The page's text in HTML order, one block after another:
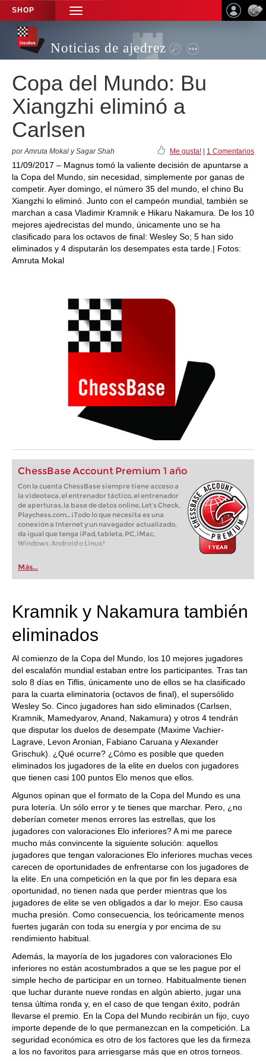
SHOP
TOGGLE
NAVIGATION
Noticias de ajedrez
Copa del Mundo: Bu
Xiangzhi eliminó a
Carlsen
por Amruta Mokal y Sagar Shah Me gusta! 1 Comentarios
11/09/2017 – Magnus tomó la valiente decisión de apuntarse a
la Copa del Mundo, sin necesidad, simplemente por ganas de
competir. Ayer domingo, el número 35 del mundo, el chino Bu
Xiangzhi lo eliminó. Junto con el campeón mundial, también se
marchan a casa Vladimir Kramnik e Hikaru Nakamura. De los 10
mejores ajedrecistas del mundo, únicamente uno se ha
clasificado para los octavos de final: Wesley So; 5 han sido
eliminados y 4 disputarán los desempates esta tarde.| Fotos:
Amruta Mokal
ChessBase Account Premium 1 año
Con la cuenta ChessBase siempre tiene acceso a
la videoteca, el entrenador táctico, el entrenador
de aperturas, la base de datos online, Let’s Check,
Playchess.com... ¡Todo lo que necesita es una
conexión a Internet y un navegador actualizado,
da igual que tenga iPad, tableta, PC, iMac,
Windows, Android o Linux!
Más...
Kramnik y Nakamura también
eliminados
Al comienzo de la Copa del Mundo, los 10 mejores jugadores
del escalafón mundial estaban entre los participantes. Tras tan
solo 8 días en Tiflis, únicamente uno de ellos se ha clasificado
para la cuarta eliminatoria (octavos de final), el supersólido
Wesley So. Cinco jugadores han sido eliminados (Carlsen,
Kramnik, Mamedyarov, Anand, Nakamura) y otros 4 tendrán
que disputar los duelos de desempate (Maxime Vachier-
Lagrave, Levon Aronian, Fabiano Caruana y Alexander
Grischuk). ¿Qué ocurre? ¿Cómo es posible que queden
eliminados los jugadores de la elite en duelos con jugadores
que tienen casi 100 puntos Elo menos que ellos.
Algunos opinan que el formato de la Copa del Mundo es una
pura lotería. Un sólo error y te tienes que marchar. Pero, ¿no
deberían cometer menos errores las estrellas, que los
jugadores con valoraciones Elo inferiores? A mi me parece
mucho más convincente la siguiente solución: aquellos
jugadores que tengan valoraciones Elo inferiores muchas veces
carecen de oportunidades de enfrentarse con los jugadores de
la elite. En una competición en la que por fin les depara esa
oportunidad, no tienen nada que perder mientras que los
jugadores de elite se ven obligados a dar lo mejor. Eso causa
mucha presión. Como consecuencia, los teóricamente menos
fuertes jugarán con toda su energía y por encima de su
rendimiento habitual.
Además, la mayoría de los jugadores con valoraciones Elo
inferiores no están acostumbrados a que se les pague por el
simple hecho de participar en un torneo. Habitualmente tienen
que luchar durante nueve rondas en algún abierto, jugar una
tensa última ronda y, en el caso de que tengan éxito, podrán
llevarse el premio. En la Copa del Mundo recibirán un fijo, cuyo
importe depende de lo que permanezcan en la competición. La
seguridad económica es otro de los factores que les da firmeza
a los no favoritos para arriesgarse más que en otros torneos.